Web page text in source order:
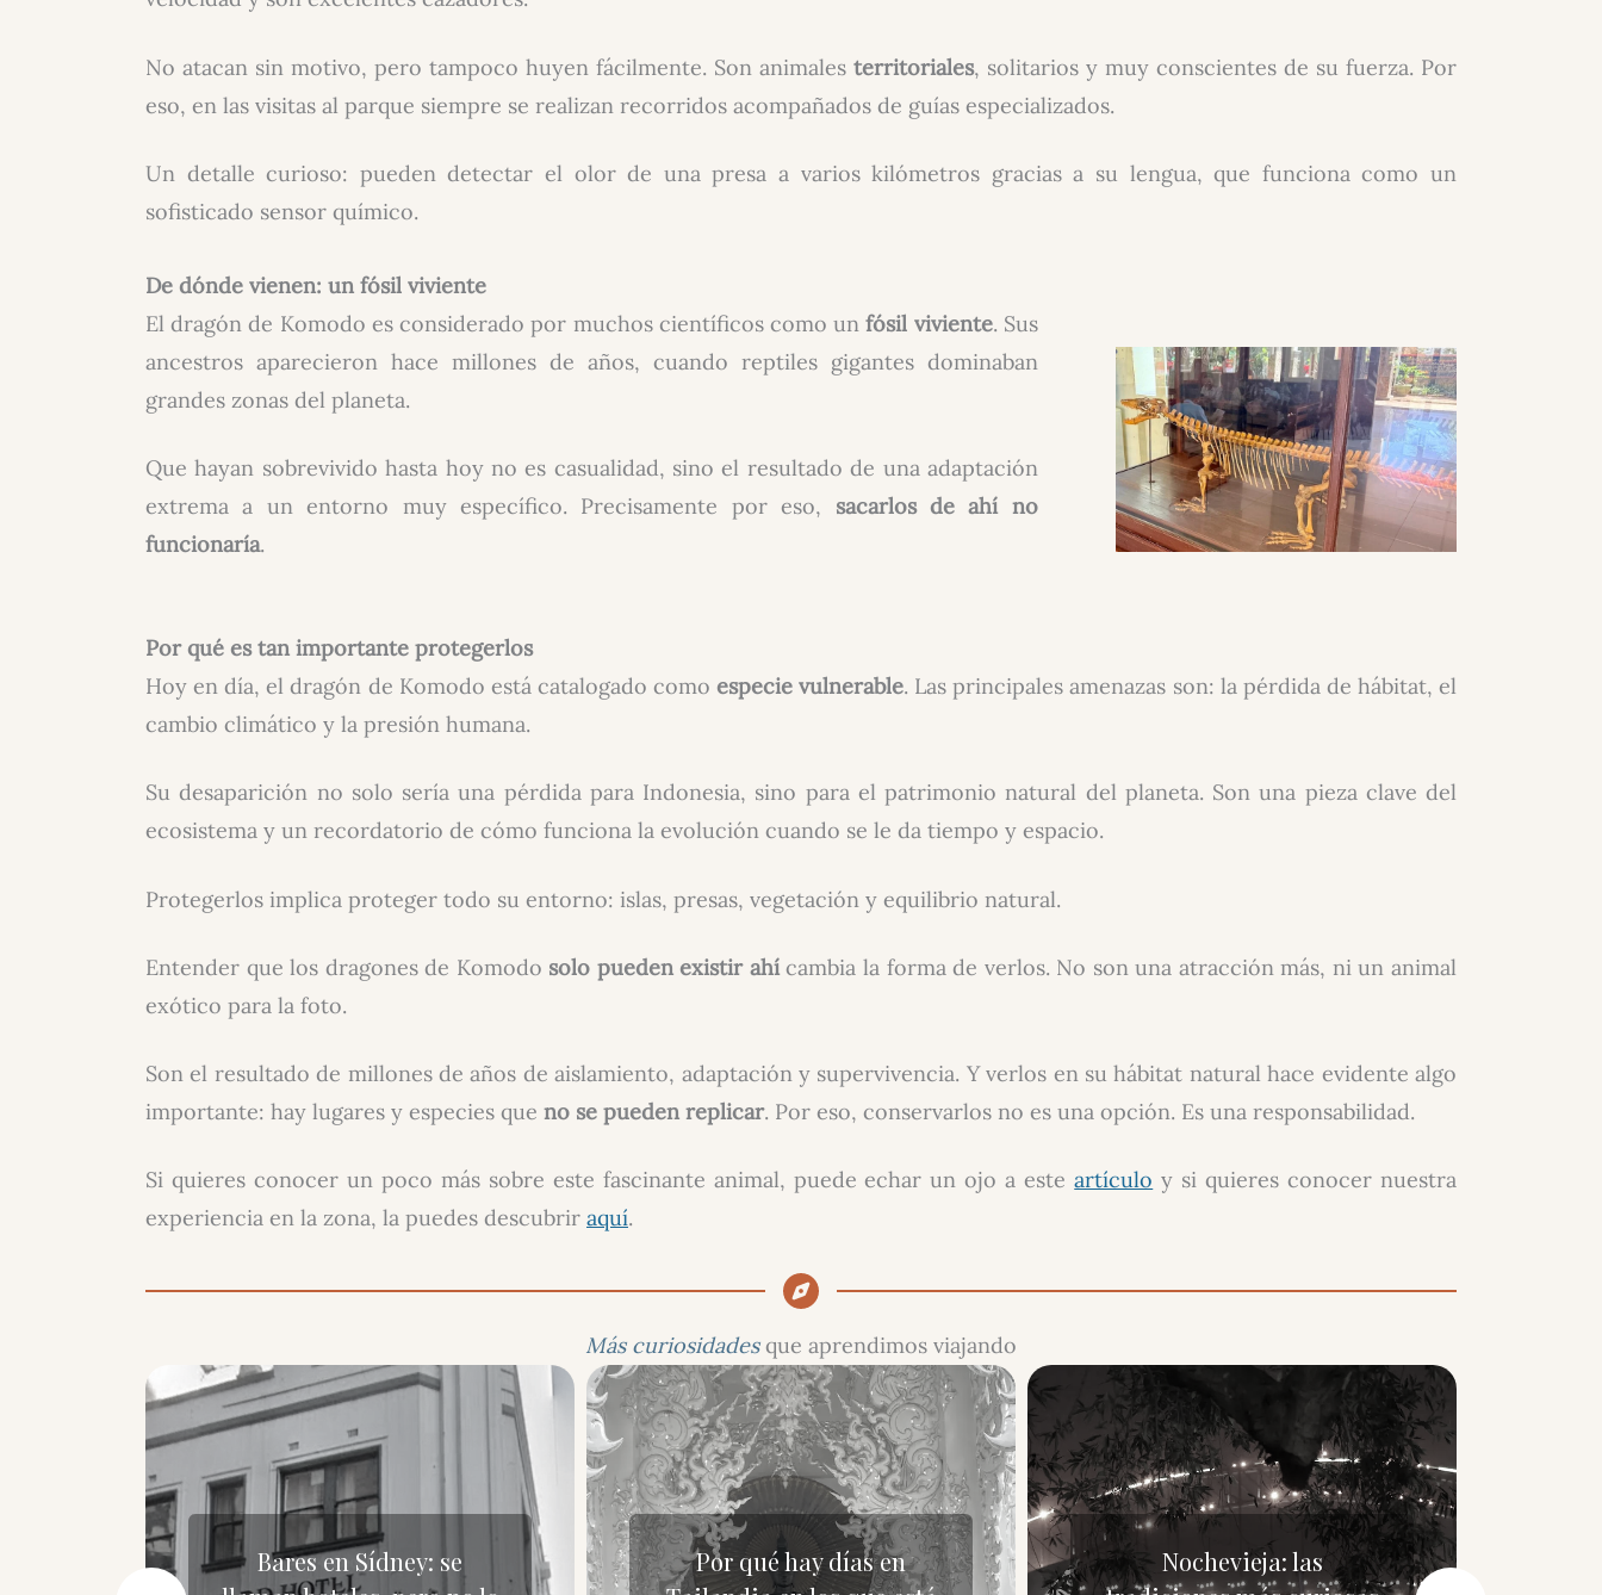
No atacan sin motivo, pero tampoco huyen fácilmente. Son animales territoriales, solitarios y muy conscientes de su fuerza. Por
eso, en las visitas al parque siempre se realizan recorridos acompañados de guías especializados.
Un detalle curioso: pueden detectar el olor de una presa a varios kilómetros gracias a su lengua, que funciona como un
sofisticado sensor químico.
De dónde vienen: un fósil viviente
El dragón de Komodo es considerado por muchos científicos como unfósil viviente. Sus
ancestros aparecieron hace millones de años, cuando reptiles gigantes dominaban
grandes zonas del planeta.
Que hayan sobrevivido hasta hoy no es casualidad, sino el resultado de una adaptación
extrema a un entorno muy específico. Precisamente por eso, sacarlos de ahí no
funcionaría.
Por qué es tan importante protegerlos
Hoy en día, el dragón de Komodo está catalogado como especie vulnerable. Las principales amenazas son: la pérdida de hábitat, el
cambio climático y la presión humana.
Su desaparición no solo sería una pérdida para Indonesia, sino para el patrimonio natural del planeta. Son una pieza clave del
ecosistema y un recordatorio de cómo funciona la evolución cuando se le da tiempo y espacio.
Protegerlos implica proteger todo su entorno: islas, presas, vegetación y equilibrio natural.
Entender que los dragones de Komodo solo pueden existir ahícambia la forma de verlos. No son una atracción más, ni un animal
exótico para la foto.
Son el resultado de millones de años de aislamiento, adaptación y supervivencia. Y verlos en su hábitat natural hace evidente algo
importante: hay lugares y especies que no se pueden replicar. Por eso, conservarlos no es una opción. Es una responsabilidad.
Si quieres conocer un poco más sobre este fascinante animal, puede echar un ojo a esteartículo y si quieres conocer nuestra
experiencia en la zona, la puedes descubrir aquí.
Más curiosidadesque aprendimos viajando
Bares en Sídney: se
Por qué hay días en
Nochevieja: las